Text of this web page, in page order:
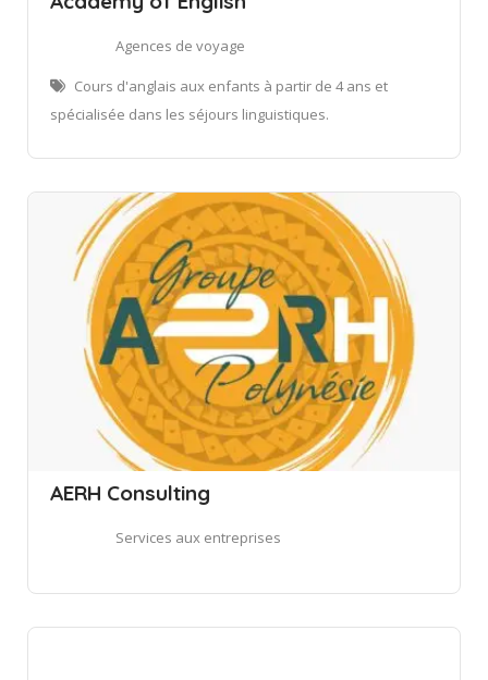
Agences de voyage
Cours d'anglais aux enfants à partir de 4 ans et
spécialisée dans les séjours linguistiques.
AERH Consulting
Services aux entreprises